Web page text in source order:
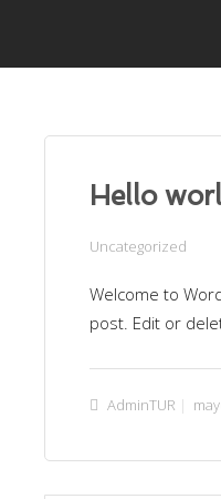
Hello
Uncategorized
Welcome to
post. Edit or
AdminTUR